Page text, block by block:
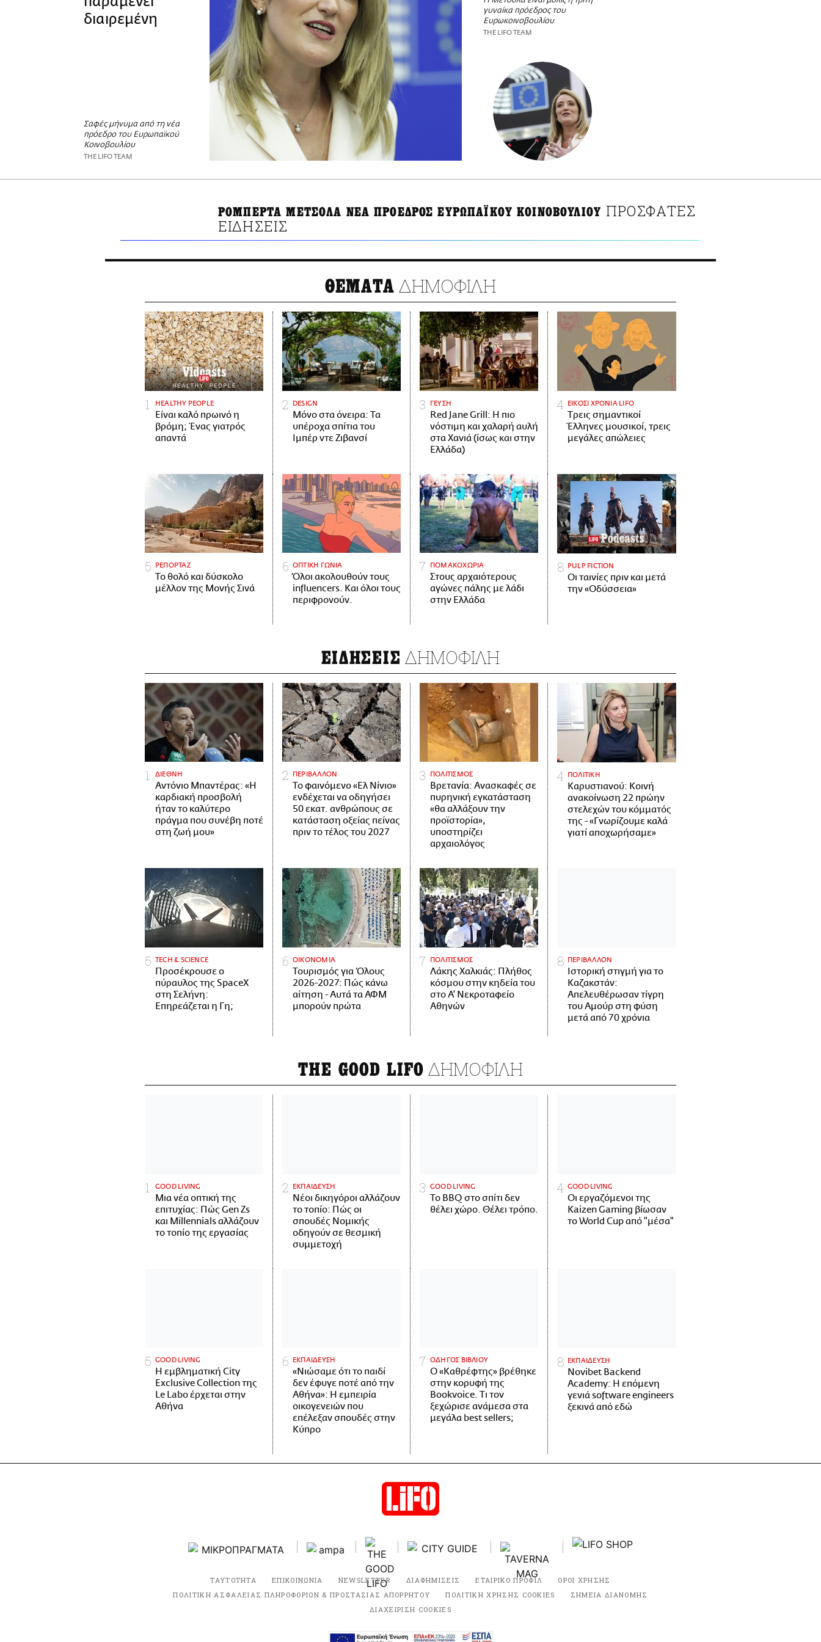
διαιρεμένη
Σαφές μήνυμα από τη νέα
πρόεδρο του Ευρωπαϊκού
Κοινοβουλίου
THE LIFO TEAM
γυναίκα πρόεδρος του
Ευρωκοινοβουλίου
THE LIFO TEAM
ΡΟΜΠΕΡΤΑ ΜΕΤΣΟΛΑ ΝΕΑ ΠΡΟΕΔΡΟΣ ΕΥΡΩΠΑΪΚΟΥ ΚΟΙΝΟΒΟΥΛΙΟΥ ΠΡΟΣΦΑΤΕΣ
ΕΙΔΗΣΕΙΣ
ΘΕΜΑΤΑ ΔΗΜΟΦΙΛΗ
HEALTHY PEOPLE
Είναι καλό πρωινό η
βρόμη; Ένας γιατρός
απαντά
DESIGN
Μόνο στα όνειρα: Τα
υπέροχα σπίτια του
Ιμπέρ ντε Ζιβανσί
ΓΕΥΣΗ
Red Jane Grill: Η πιο
νόστιμη και χαλαρή αυλή
στα Χανιά (ίσως και στην
Ελλάδα)
ΕΙΚΟΣΙ ΧΡΟΝΙΑ LIFO
Tρεις σημαντικοί
Έλληνες μουσικοί, τρεις
μεγάλες απώλειες
ΡΕΠΟΡΤΑΖ
Το θολό και δύσκολο
μέλλον της Μονής Σινά
ΟΠΤΙΚΗ ΓΩΝΙΑ
Όλοι ακολουθούν τους
influencers. Και όλοι τους
περιφρονούν.
ΠΟΜΑΚΟΧΩΡΙΑ
Στους αρχαιότερους
αγώνες πάλης με λάδι
στην Ελλάδα
PULP FICTION
Οι ταινίες πριν και μετά
την «Οδύσσεια»
ΕΙΔΗΣΕΙΣ ΔΗΜΟΦΙΛΗ
ΔΙΕΘΝΗ
Αντόνιο Μπαντέρας: «Η
καρδιακή προσβολή
ήταν το καλύτερο
πράγμα που συνέβη ποτέ
στη ζωή μου»
ΠΕΡΙΒΑΛΛΟΝ
Το φαινόμενο «Ελ Νίνιο»
ενδέχεται να οδηγήσει
50 εκατ. ανθρώπους σε
κατάσταση οξείας πείνας
πριν το τέλος του 2027
ΠΟΛΙΤΙΣΜΟΣ
Βρετανία: Ανασκαφές σε
πυρηνική εγκατάσταση
«θα αλλάξουν την
προϊστορία»,
υποστηρίζει
αρχαιολόγος
ΠΟΛΙΤΙΚΗ
Καρυστιανού: Κοινή
ανακοίνωση 22 πρώην
στελεχών του κόμματός
της - «Γνωρίζουμε καλά
γιατί αποχωρήσαμε»
ΤECH & SCIENCE
Προσέκρουσε ο
πύραυλος της SpaceX
στη Σελήνη:
Επηρεάζεται η Γη;
ΟΙΚΟΝΟΜΙΑ
Τουρισμός για Όλους
2026-2027: Πώς κάνω
αίτηση - Αυτά τα ΑΦΜ
μπορούν πρώτα
ΠΟΛΙΤΙΣΜΟΣ
Λάκης Χαλκιάς: Πλήθος
κόσμου στην κηδεία του
στο Α' Νεκροταφείο
Αθηνών
ΠΕΡΙΒΑΛΛΟΝ
Ιστορική στιγμή για το
Καζακστάν:
Απελευθέρωσαν τίγρη
του Αμούρ στη φύση
μετά από 70 χρόνια
THE GOOD LIFO ΔΗΜΟΦΙΛΗ
GOOD LIVING
Μια νέα οπτική της
επιτυχίας: Πώς Gen Zs
και Millennials αλλάζουν
το τοπίο της εργασίας
ΕΚΠΑΙΔΕΥΣΗ
Νέοι δικηγόροι αλλάζουν
το τοπίο: Πώς οι
σπουδές Νομικής
οδηγούν σε θεσμική
συμμετοχή
GOOD LIVING
Το BBQ στο σπίτι δεν
θέλει χώρο. Θέλει τρόπο.
GOOD LIVING
Οι εργαζόμενοι της
Kaizen Gaming βίωσαν
το World Cup από "μέσα"
GOOD LIVING
Η εμβληματική City
Exclusive Collection της
Le Labo έρχεται στην
Αθήνα
ΕΚΠΑΙΔΕΥΣΗ
«Νιώσαμε ότι το παιδί
δεν έφυγε ποτέ από την
Αθήνα»: Η εμπειρία
οικογενειών που
επέλεξαν σπουδές στην
Κύπρο
ΟΔΗΓΟΣ ΒΙΒΛΙΟΥ
Ο «Καθρέφτης» βρέθηκε
στην κορυφή της
Bookvoice. Τι τον
ξεχώρισε ανάμεσα στα
μεγάλα best sellers;
ΕΚΠΑΙΔΕΥΣΗ
Novibet Backend
Academy: Η επόμενη
γενιά software engineers
ξεκινά από εδώ
ΤΑΥΤΟΤΗΤΑ ΕΠΙΚΟΙΝΩΝΙΑ NEWSLETTER ΔΙΑΦΗΜΙΣΕΙΣ ΕΤΑΙΡΙΚΟ ΠΡΟΦΙΛ
ΟΡΟΙ ΧΡΗΣΗΣ
ΠΟΛΙΤΙΚΗ ΑΣΦΑΛΕΙΑΣ ΠΛΗΡΟΦΟΡΙΩΝ & ΠΡΟΣΤΑΣΙΑΣ ΑΠΟΡΡΗΤΟΥ
ΠΟΛΙΤΙΚΗ ΧΡΗΣΗΣ COOKIES
ΣΗΜΕΙΑ ΔΙΑΝΟΜΗΣ
ΔΙΑΧΕΙΡΙΣΗ COOKIES